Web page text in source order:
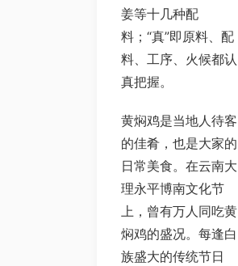
姜等十几种配
料；“真”即原料、配
料、工序、火候都认
真把握。
黄焖鸡是当地人待客
的佳肴，也是大家的
日常美食。在云南大
理永平博南文化节
上，曾有万人同吃黄
焖鸡的盛况。每逢白
族盛大的传统节日